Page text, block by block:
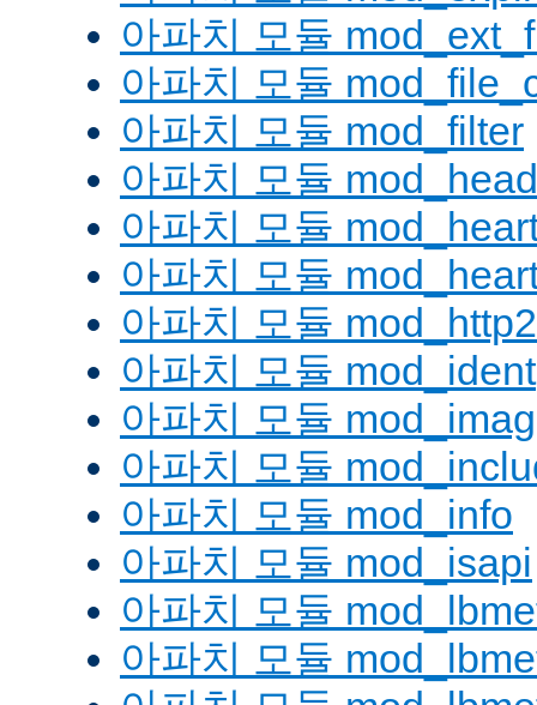
아파치 모듈
아파치 모듈
아파치 모듈 mod_filter
아파치 모듈
아파치 모듈
아파치 모듈
아파치 모듈 mod_http2
아파치 모듈 mod_ident
아파치 모듈
아파치 모듈
아파치 모듈 mod_info
아파치 모듈 mod_isapi
아파치 모듈
아파치 모듈